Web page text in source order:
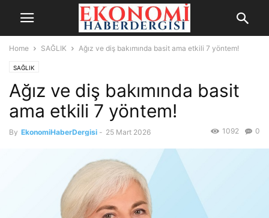
Home SAĞLIK Ağız ve diş bakımında basit ama etkili 7 yöntem!
SAĞLIK
Ağız ve diş bakımında basit
ama etkili 7 yöntem!
By EkonomiHaberDergisi - 25 Mart 2026 0
1092